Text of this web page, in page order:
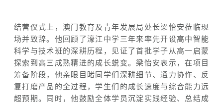
结营仪式上，澳门教育及青年发展局处长梁怡安莅临现
场并致辞。他回顾了濠江中学三年来率先开设高中智能
科学与技术班的深耕历程，见证了首批学子从高一启蒙
探索到高三成熟精进的成长蜕变。梁怡安表示，在项目
筹备阶段，他亲眼目睹同学们深耕细节、通力协作、反
复打磨产品的全过程，学生们的成长速度与综合能力远
超预期。同时，他鼓励全体学员沉淀实践经验、总结成